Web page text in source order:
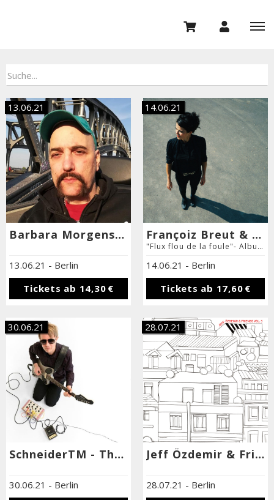
13.06.21
Barbara Morgenstern und Bertil Thomas
13.06.21 - Berlin
Tickets ab 14,30 €
14.06.21
Françoiz Breut & Band
"Flux flou de la foule"- Album Releaseshow
14.06.21 - Berlin
Tickets ab 17,60 €
30.06.21
SchneiderTM - The 8 Of Space - Record Release Show + Neta Polturak
30.06.21 - Berlin
28.07.21
Jeff Özdemir & Friends - Vol. 3
28.07.21 - Berlin